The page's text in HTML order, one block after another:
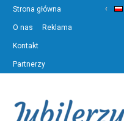
Strona główna
O nas Reklama
Kontakt
Partnerzy
‹